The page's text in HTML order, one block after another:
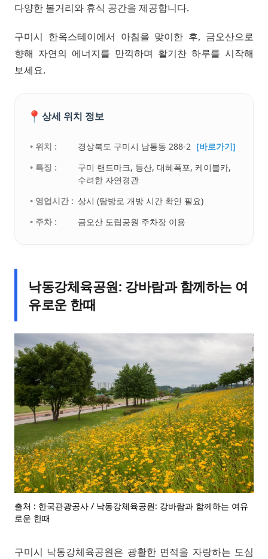
다양한 볼거리와 휴식 공간을 제공합니다.
구미시 한옥스테이에서 아침을 맞이한 후, 금오산으로
향해 자연의 에너지를 만끽하며 활기찬 하루를 시작해
보세요.
📍 상세 위치 정보
• 위치 : 경상북도 구미시 남통동 288-2 [바로가기]
• 특징 :
구미 랜드마크, 등산, 대혜폭포, 케이블카,
수려한 자연경관
• 영업시간 : 상시 (탐방로 개방 시간 확인 필요)
• 주차 :
금오산 도립공원 주차장 이용
낙동강체육공원: 강바람과 함께하는 여
유로운 한때
출처 : 한국관광공사 / 낙동강체육공원: 강바람과 함께하는 여유
로운 한때
구미시 낙동강체육공원은 광활한 면적을 자랑하는 도심